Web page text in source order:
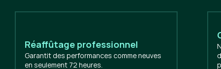
Réaffûtage professionnel
Garantit des performances comme neuves
en seulement 72 heures.